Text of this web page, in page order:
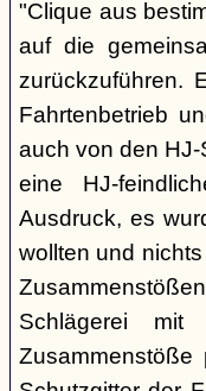
"Clique aus
auf die
zurückzuführen.
Fahrtenbetrieb
auch von den
eine HJ-
Ausdruck, es
wollten und
Schlägerei